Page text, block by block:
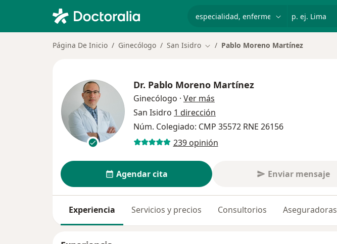
Página De Inicio Ginecólogo San Isidro Cambiar de ciudad
Pablo Moreno Martínez
Dr. Pablo Moreno Martínez
Ginecólogo · Ver más
San Isidro 1 dirección
Núm. Colegiado: CMP 35572 RNE 26156
239 opinión
Agendar cita Enviar mensaje
Experiencia Servicios y precios Consultorios Aseguradoras